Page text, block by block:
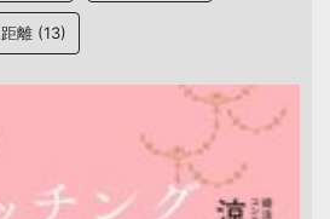
離 (13)